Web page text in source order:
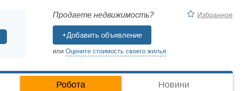
Продаете недвижимость?
+Добавить объявление
или Оцените стоимость своего жилья
Избранное
Робота Новини